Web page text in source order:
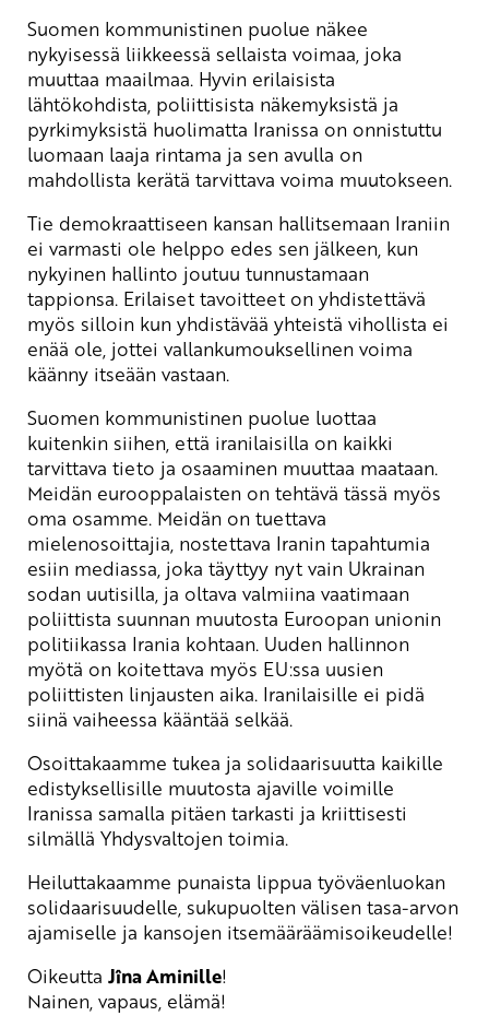
Suomen kommunistinen puolue näkee
nykyisessä liikkeessä sellaista voimaa, joka
muuttaa maailmaa. Hyvin erilaisista
lähtökohdista, poliittisista näkemyksistä ja
pyrkimyksistä huolimatta Iranissa on onnistuttu
luomaan laaja rintama ja sen avulla on
mahdollista kerätä tarvittava voima muutokseen.
Tie demokraattiseen kansan hallitsemaan Iraniin
ei varmasti ole helppo edes sen jälkeen, kun
nykyinen hallinto joutuu tunnustamaan
tappionsa. Erilaiset tavoitteet on yhdistettävä
myös silloin kun yhdistävää yhteistä vihollista ei
enää ole, jottei vallankumouksellinen voima
käänny itseään vastaan.
Suomen kommunistinen puolue luottaa
kuitenkin siihen, että iranilaisilla on kaikki
tarvittava tieto ja osaaminen muuttaa maataan.
Meidän eurooppalaisten on tehtävä tässä myös
oma osamme. Meidän on tuettava
mielenosoittajia, nostettava Iranin tapahtumia
esiin mediassa, joka täyttyy nyt vain Ukrainan
sodan uutisilla, ja oltava valmiina vaatimaan
poliittista suunnan muutosta Euroopan unionin
politiikassa Irania kohtaan. Uuden hallinnon
myötä on koitettava myös EU:ssa uusien
poliittisten linjausten aika. Iranilaisille ei pidä
siinä vaiheessa kääntää selkää.
Osoittakaamme tukea ja solidaarisuutta kaikille
edistyksellisille muutosta ajaville voimille
Iranissa samalla pitäen tarkasti ja kriittisesti
silmällä Yhdysvaltojen toimia.
Heiluttakaamme punaista lippua työväenluokan
solidaarisuudelle, sukupuolten välisen tasa-arvon
ajamiselle ja kansojen itsemääräämisoikeudelle!
Oikeutta Jîna Aminille!
Nainen, vapaus, elämä!